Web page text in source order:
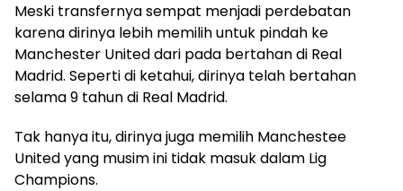
Meski transfernya sempat menjadi perdebatan
karena dirinya lebih memilih untuk pindah ke
Manchester United dari pada bertahan di Real
Madrid. Seperti di ketahui, dirinya telah bertahan
selama 9 tahun di Real Madrid.
Tak hanya itu, dirinya juga memilih Manchestee
United yang musim ini tidak masuk dalam Lig
Champions.